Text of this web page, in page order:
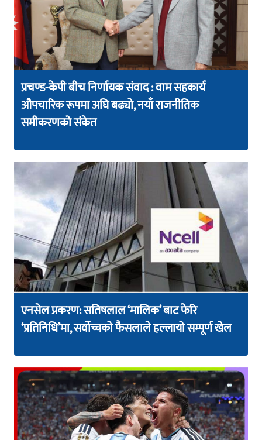
प्रचण्ड-केपी बीच निर्णायक संवाद : वाम सहकार्य
औपचारिक रूपमा अघि बढ्यो, नयाँ राजनीतिक
समीकरणको संकेत
एनसेल प्रकरण: सतिषलाल ‘मालिक’ बाट फेरि
‘प्रतिनिधि’मा, सर्वोच्चको फैसलाले हल्लायो सम्पूर्ण खेल